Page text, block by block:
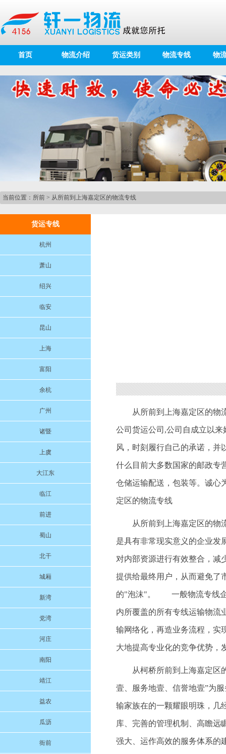
首页 物流介绍 货运类别 物流专线 物
当前位置： 所前 > 从所前到上海嘉定区的物流专线
货运专线
杭州
萧山
绍兴
临安
昆山
上海
富阳
余杭
广州
诸暨
上虞
大江东
临江
前进
蜀山
北干
城厢
新湾
党湾
河庄
南阳
靖江
益农
瓜沥
衙前
从所前到上海嘉定区的物
公司货运公司,公司自成立以
风，时刻履行自己的承诺，并
什么目前大多数国家的邮政专
仓储运输配送，包装等。诚心
定区的物流专线
从所前到上海嘉定区的物
是具有非常现实意义的企业
对内部资源进行有效整合，减
提供给最终用户，从而避免了
的"泡沫"。 一般物流专线企
内所覆盖的所有专线运输物流
输网络化，再造业务流程，实
大地提高专业化的竞争优势，
从柯桥所前到上海嘉定区
壹、服务地壹、信誉地壹”为
输家族在的一颗耀眼明珠，几
库、完善的管理机制、高瞻远
强大、运作高效的服务体系的